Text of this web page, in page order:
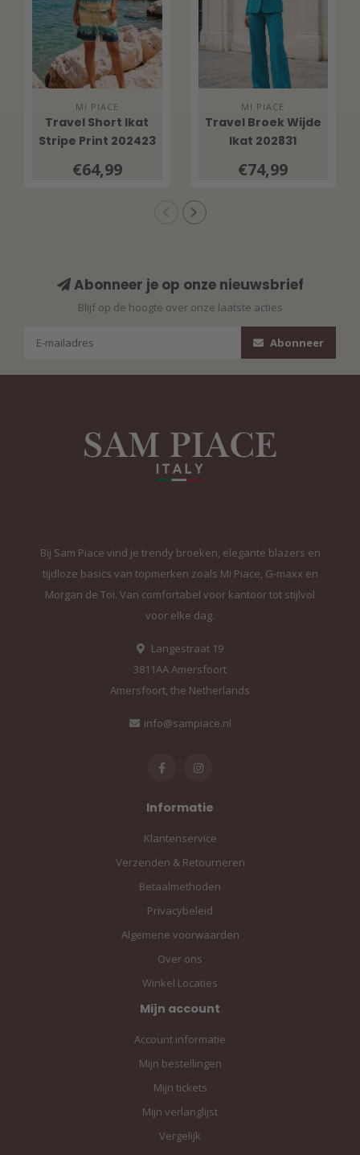
MI PIACE
Travel Short Ikat
Stripe Print 202423
€64,99
MI PIACE
Travel Broek Wijde
Ikat 202831
€74,99
Abonneer je op onze nieuwsbrief
Blijf op de hoogte over onze laatste acties
Abonneer
Bij Sam Piace vind je trendy broeken, elegante blazers en
tijdloze basics van topmerken zoals Mi Piace, G-maxx en
Morgan de Toi. Van comfortabel voor kantoor tot stijlvol
voor elke dag.
Langestraat 19
3811AA Amersfoort
Amersfoort, the Netherlands
info@sampiace.nl
Informatie
Klantenservice
Verzenden & Retourneren
Betaalmethoden
Privacybeleid
Algemene voorwaarden
Over ons
Winkel Locaties
Mijn account
Account informatie
Mijn bestellingen
Mijn tickets
Mijn verlanglijst
Vergelijk